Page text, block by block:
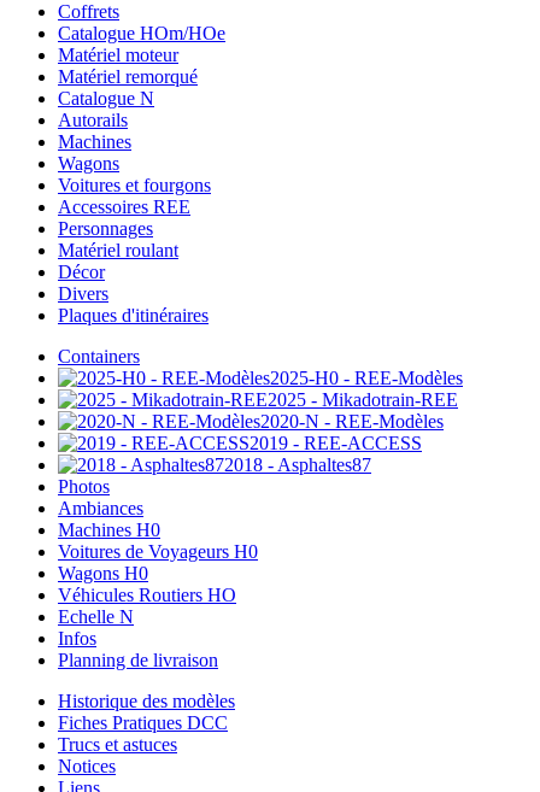
Coffrets
Catalogue HOm/HOe
Matériel moteur
Matériel remorqué
Catalogue N
Autorails
Machines
Wagons
Voitures et fourgons
Accessoires REE
Personnages
Matériel roulant
Décor
Divers
Plaques d'itinéraires
Containers
2025-H0 - REE-Modèles
2025 - Mikadotrain-REE
2020-N - REE-Modèles
2019 - REE-ACCESS
2018 - Asphaltes87
Photos
Ambiances
Machines H0
Voitures de Voyageurs H0
Wagons H0
Véhicules Routiers HO
Echelle N
Infos
Planning de livraison
Historique des modèles
Fiches Pratiques DCC
Trucs et astuces
Notices